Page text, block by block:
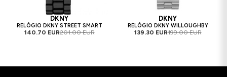
DKNY
RELÓGIO DKNY STREET SMART
140.70 EUR201.00 EUR
DKNY
RELÓGIO DKNY WILLOUGHBY
139.30 EUR199.00 EUR